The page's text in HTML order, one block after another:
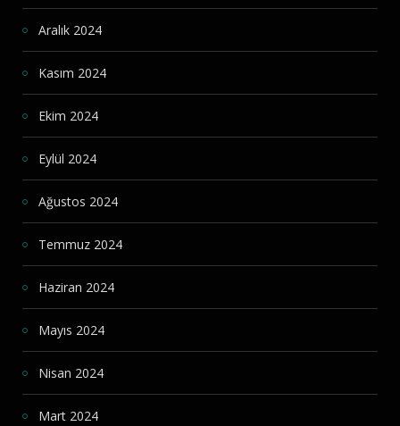
Aralık 2024
Kasım 2024
Ekim 2024
Eylül 2024
Ağustos 2024
Temmuz 2024
Haziran 2024
Mayıs 2024
Nisan 2024
Mart 2024